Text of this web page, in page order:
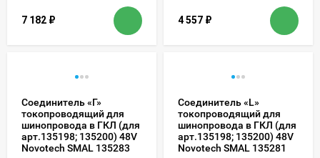
7 182 ₽ 4 557 ₽
Соединитель «Г»
токопроводящий для
шинопровода в ГКЛ (для
арт.135198; 135200) 48V
Novotech SMAL 135283
Соединитель «L»
токопроводящий для
шинопровода в ГКЛ (для
арт.135198; 135200) 48V
Novotech SMAL 135281